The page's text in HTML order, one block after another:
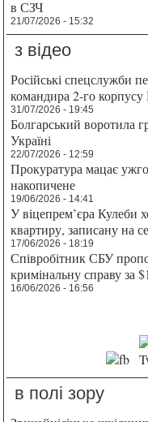
в СЗЧ
21/07/2026 - 15:32
з відео
Російські спецслужби
командира 2-го корпусу
31/07/2026 - 19:45
Болгарський воротила
Україні
22/07/2026 - 12:59
Прокуратура мацає
накопичене
19/06/2026 - 14:41
У віцепрем’єра Кулеби
квартиру, записану на
17/06/2026 - 18:19
Співробітник СБУ
кримінальну справу за
16/06/2026 - 16:56
в полі зору